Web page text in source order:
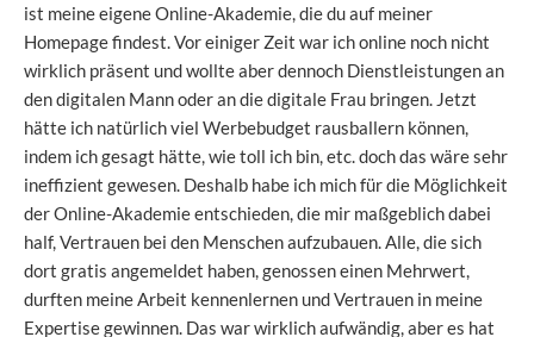
ist meine eigene Online-Akademie, die du auf meiner
Homepage findest. Vor einiger Zeit war ich online noch nicht
wirklich präsent und wollte aber dennoch Dienstleistungen an
den digitalen Mann oder an die digitale Frau bringen. Jetzt
hätte ich natürlich viel Werbebudget rausballern können,
indem ich gesagt hätte, wie toll ich bin, etc. doch das wäre sehr
ineffizient gewesen. Deshalb habe ich mich für die Möglichkeit
der Online-Akademie entschieden, die mir maßgeblich dabei
half, Vertrauen bei den Menschen aufzubauen. Alle, die sich
dort gratis angemeldet haben, genossen einen Mehrwert,
durften meine Arbeit kennenlernen und Vertrauen in meine
Expertise gewinnen. Das war wirklich aufwändig, aber es hat